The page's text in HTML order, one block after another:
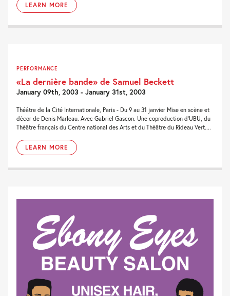
LEARN MORE
PERFORMANCE
«La dernière bande» de Samuel Beckett
January 09th, 2003 - January 31st, 2003
Théâtre de la Cité Internationale, Paris - Du 9 au 31 janvier Mise en scène et
décor de Denis Marleau. Avec Gabriel Gascon. Une coproduction d'UBU, du
Théâtre français du Centre national des Arts et du Théâtre du Rideau Vert....
LEARN MORE